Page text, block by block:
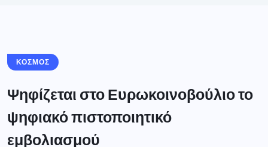
ΚΟΣΜΟΣ
Ψηφίζεται στο Ευρωκοινοβούλιο το
ψηφιακό πιστοποιητικό
εμβολιασμού